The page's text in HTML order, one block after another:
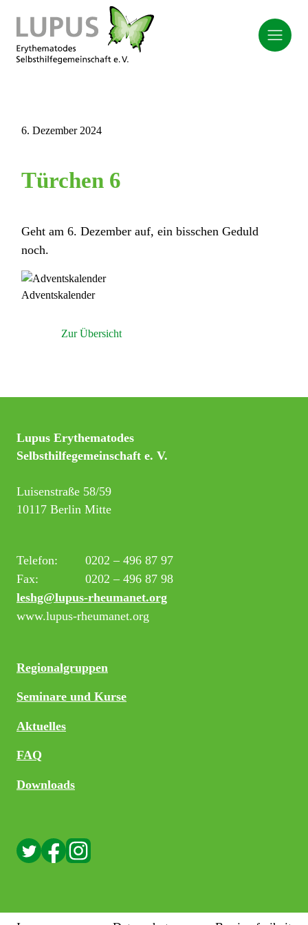
6. Dezember 2024
Türchen 6
Geht am 6. Dezember auf, ein bisschen Geduld
noch.
Adventskalender
Zur Übersicht
Lupus Erythematodes
Selbsthilfegemeinschaft e. V.
Luisenstraße 58/59
10117 Berlin Mitte
Telefon:
0202 – 496 87 97
Fax:
0202 – 496 87 98
leshg@lupus-rheumanet.org
www.lupus-rheumanet.org
Regionalgruppen
Seminare und Kurse
Aktuelles
FAQ
Downloads